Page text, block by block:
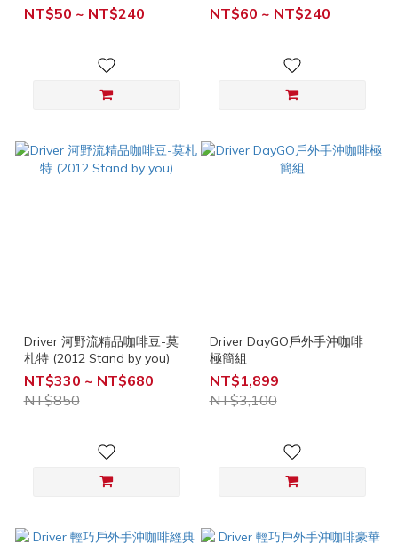
NT$50 ~ NT$240 NT$60 ~ NT$240
Driver 河野流精品咖啡豆-莫
札特 (2012 Stand by you)
NT$330 ~ NT$680
NT$850
Driver DayGO戶外手沖咖啡
極簡組
NT$1,899
NT$3,100